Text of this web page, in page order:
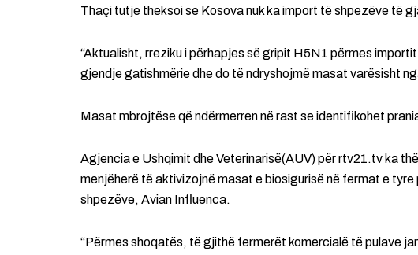
Thaçi tutje theksoi se Kosova nuk ka import të shpezëve të
“Aktualisht, rreziku i përhapjes së gripit H5N1 përmes
gjendje gatishmërie dhe do të ndryshojmë masat varësisht
Masat mbrojtëse që ndërmerren në rast se identifikohet
Agjencia e Ushqimit dhe Veterinarisë(AUV) për rtv21.tv ka
menjëherë të aktivizojnë masat e biosigurisë në fermat e
shpezëve, Avian Influenca.
“Përmes shoqatës, të gjithë fermerët komercialë të pulave